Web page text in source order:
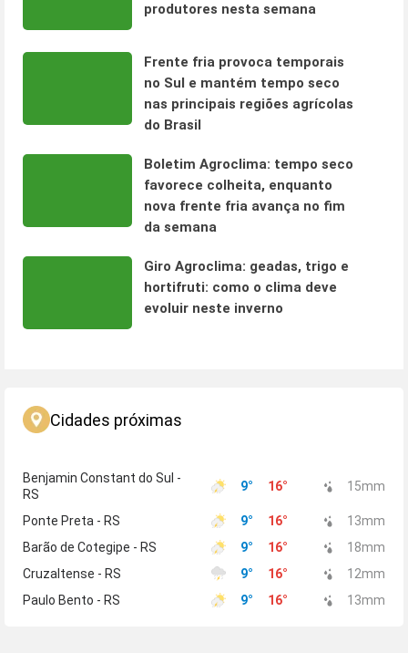
produtores nesta semana
Frente fria provoca temporais
no Sul e mantém tempo seco
nas principais regiões agrícolas
do Brasil
Boletim Agroclima: tempo seco
favorece colheita, enquanto
nova frente fria avança no fim
da semana
Giro Agroclima: geadas, trigo e
hortifruti: como o clima deve
evoluir neste inverno
Cidades próximas
Benjamin Constant do Sul -
RS
9° 16° 15mm
Ponte Preta - RS 9° 16° 13mm
Barão de Cotegipe - RS
9° 16° 18mm
Cruzaltense - RS
9° 16° 12mm
Paulo Bento - RS
9° 16° 13mm